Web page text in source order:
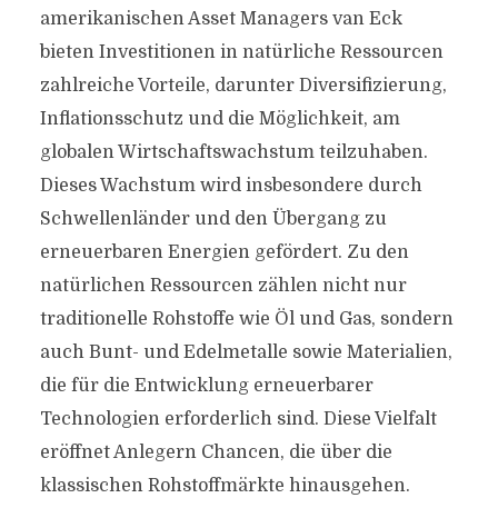
amerikanischen Asset Managers van Eck
bieten Investitionen in natürliche Ressourcen
zahlreiche Vorteile, darunter Diversifizierung,
Inflationsschutz und die Möglichkeit, am
globalen Wirtschaftswachstum teilzuhaben.
Dieses Wachstum wird insbesondere durch
Schwellenländer und den Übergang zu
erneuerbaren Energien gefördert. Zu den
natürlichen Ressourcen zählen nicht nur
traditionelle Rohstoffe wie Öl und Gas, sondern
auch Bunt- und Edelmetalle sowie Materialien,
die für die Entwicklung erneuerbarer
Technologien erforderlich sind. Diese Vielfalt
eröffnet Anlegern Chancen, die über die
klassischen Rohstoffmärkte hinausgehen.